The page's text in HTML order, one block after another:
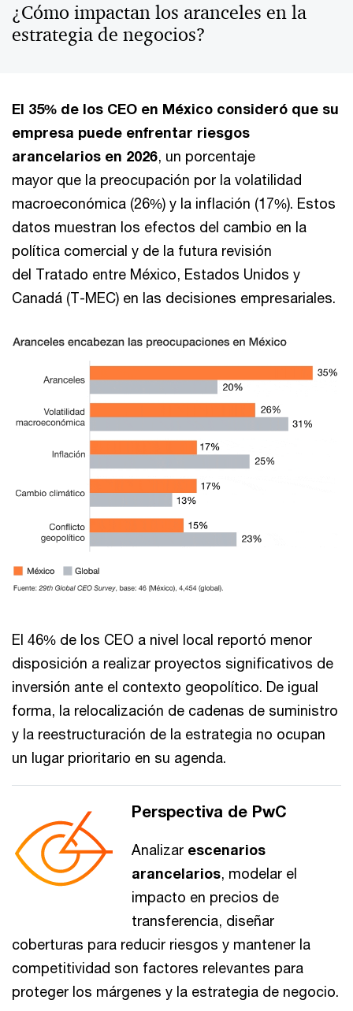
¿Cómo impactan los aranceles en la
estrategia de negocios?
El 35% de los CEO en México consideró que su
empresa puede enfrentar riesgos
arancelarios en 2026, un porcentaje
mayor que la preocupación por la volatilidad
macroeconómica (26%) y la inflación (17%). Estos
datos muestran los efectos del cambio en la
política comercial y de la futura revisión
del Tratado entre México, Estados Unidos y
Canadá (T-MEC) en las decisiones empresariales.
El 46% de los CEO a nivel local reportó menor
disposición a realizar proyectos significativos de
inversión ante el contexto geopolítico. De igual
forma, la relocalización de cadenas de suministro
y la reestructuración de la estrategia no ocupan
un lugar prioritario en su agenda.
Perspectiva de PwC
Analizar escenarios
arancelarios, modelar el
impacto en precios de
transferencia, diseñar
coberturas para reducir riesgos y mantener la
competitividad son factores relevantes para
proteger los márgenes y la estrategia de negocio.